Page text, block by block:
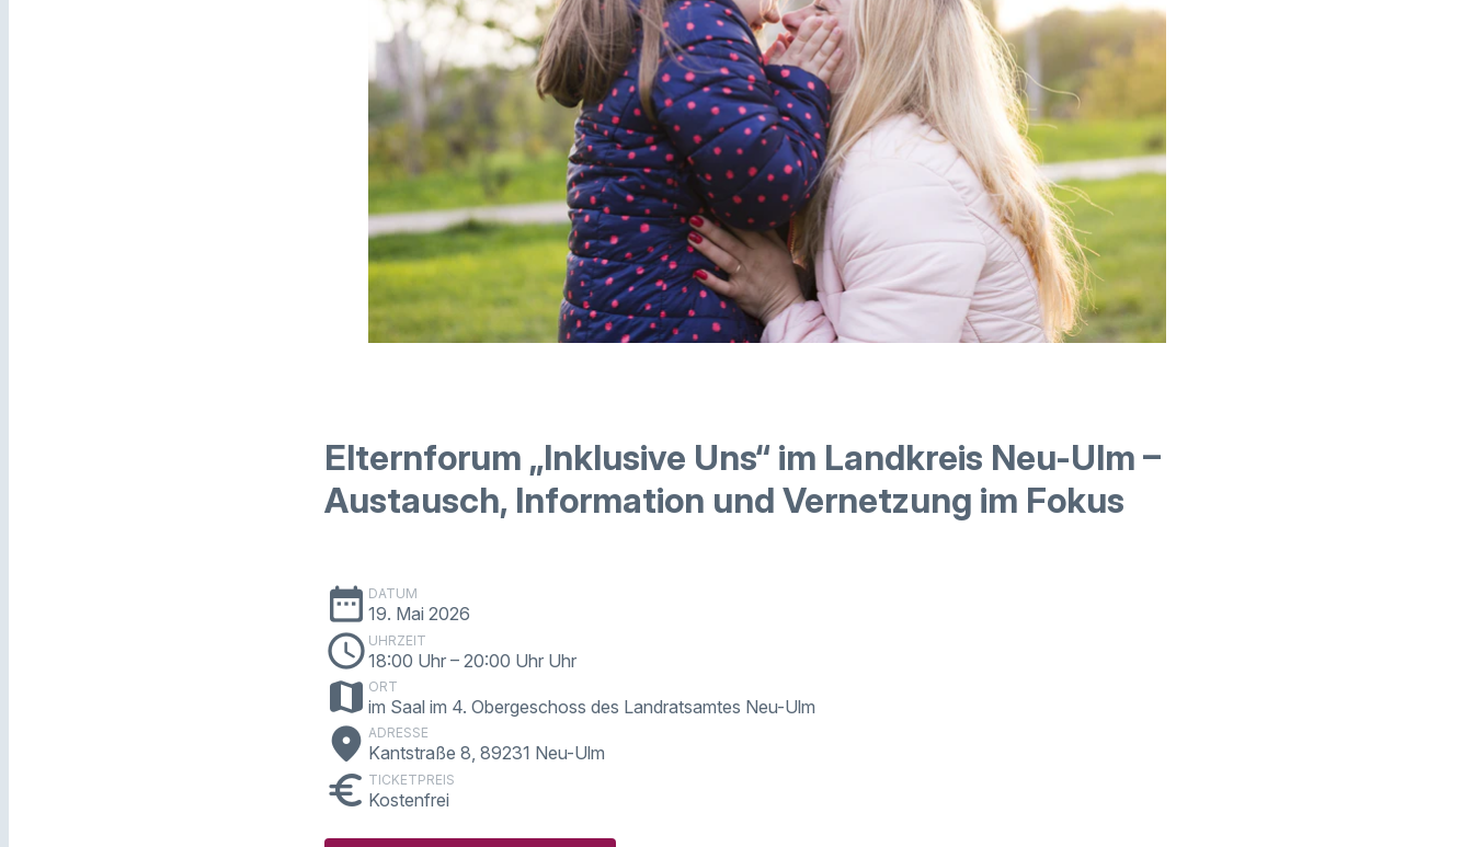
Elternforum „Inklusive Uns“ im Landkreis Neu-Ulm –
Austausch, Information und Vernetzung im Fokus
date_range DATUM
19. Mai 2026
schedule UHRZEIT
18:00 Uhr – 20:00 Uhr Uhr
map ORT
im Saal im 4. Obergeschoss des Landratsamtes Neu-Ulm
place ADRESSE
Kantstraße 8, 89231 Neu-Ulm
euro TICKETPREIS
Kostenfrei